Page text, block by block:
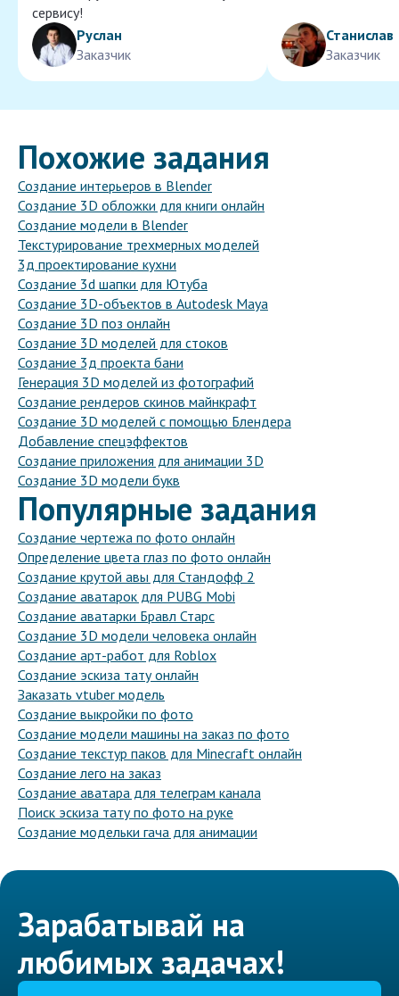
сервису!
Руслан
Заказчик
Станислав
Заказчик
Похожие задания
Создание интерьеров в Blender
Создание 3D обложки для книги онлайн
Создание модели в Blender
Текстурирование трехмерных моделей
3д проектирование кухни
Создание 3d шапки для Ютуба
Создание 3D-объектов в Autodesk Maya
Создание 3D поз онлайн
Создание 3D моделей для стоков
Создание 3д проекта бани
Генерация 3D моделей из фотографий
Создание рендеров скинов майнкрафт
Создание 3D моделей с помощью Блендера
Добавление спецэффектов
Создание приложения для анимации 3D
Создание 3D модели букв
Популярные задания
Создание чертежа по фото онлайн
Определение цвета глаз по фото онлайн
Создание крутой авы для Стандофф 2
Создание аватарок для PUBG Mobi
Создание аватарки Бравл Старс
Создание 3D модели человека онлайн
Создание арт-работ для Roblox
Создание эскиза тату онлайн
Заказать vtuber модель
Создание выкройки по фото
Создание модели машины на заказ по фото
Создание текстур паков для Minecraft онлайн
Создание лего на заказ
Создание аватара для телеграм канала
Поиск эскиза тату по фото на руке
Создание модельки гача для анимации
Зарабатывай на
любимых задачах!